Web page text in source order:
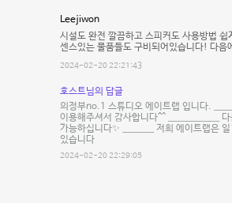
Leejiwon
시설도 완전 깔끔하고 스피커도 사용방법 쉽
센스있는 물품들도 구비되어있습니다! 다음
2024-02-20 22:21:43
호스트님의 답글
의정부no.1 스튜디오 에이트랩 입니다.
이용해주셔서 감사합니다^^ _____________
가능하십니다✨ ________ 저희 에이트랩은
있습니다
2024-02-20 22:29:05